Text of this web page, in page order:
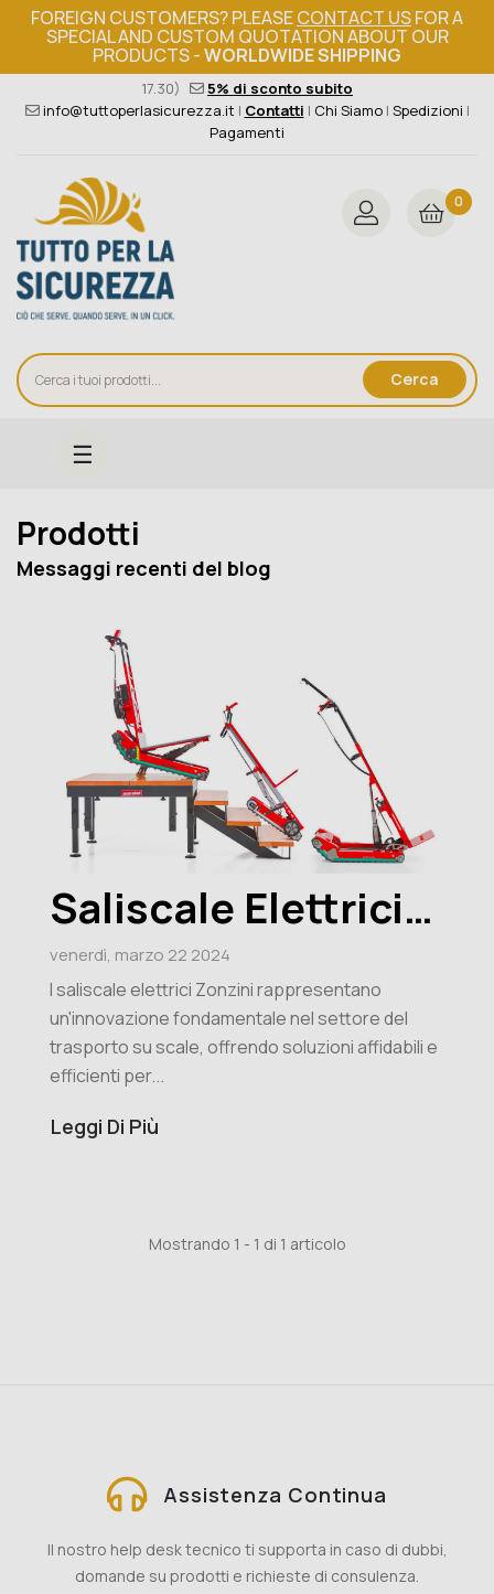
FOREIGN CUSTOMERS? PLEASECONTACT USFOR A
SPECIAL AND CUSTOM QUOTATION ABOUT OUR
PRODUCTS -WORLDWIDE SHIPPING
Ordine minimo 149€+iva 376 004 4000(Lun - Ven / 8.30 -
17.30)
5% di sconto subito
info@tuttoperlasicurezza.it | Contatti | Chi Siamo| Spedizioni |
Pagamenti
Cerca
0
navigazione
☰
Prodotti
Messaggi recenti del blog
Saliscale Elettrici
Zonzini: perchè
faticare ancora?
venerdì, marzo 22 2024
I saliscale elettrici Zonzini rappresentano
un'innovazione fondamentale nel settore del
trasporto su scale, offrendo soluzioni affidabili e
efficienti per...
Leggi Di Più
Mostrando 1 - 1 di 1 articolo
Assistenza Continua
Il nostro help desk tecnico ti supporta in caso di dubbi,
domande su prodotti e richieste di consulenza.